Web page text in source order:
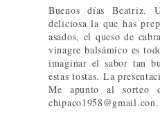
Buenos días Beatriz.
deliciosa la que has
asados, el queso de
vinagre balsámico es
imaginar el sabor tan
estas tostas. La
Me apunto al sorteo
chipaco1958@gmail.con.